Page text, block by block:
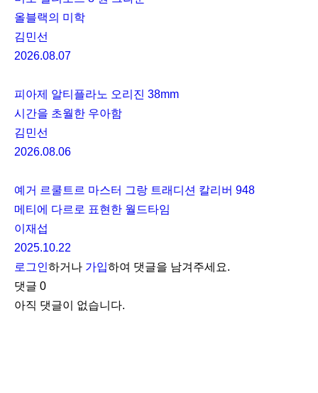
올블랙의 미학
김민선
2026.08.07
피아제 알티플라노 오리진 38mm
시간을 초월한 우아함
김민선
2026.08.06
예거 르쿨트르 마스터 그랑 트래디션 칼리버 948
메티에 다르로 표현한 월드타임
이재섭
2025.10.22
로그인하거나 가입하여 댓글을 남겨주세요.
댓글 0
아직 댓글이 없습니다.